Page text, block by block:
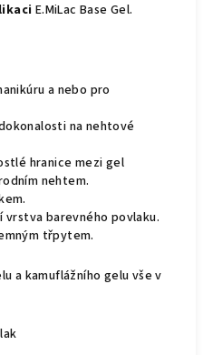
E.MiLac Base Gel.
a nebo pro
na nehtové
hranice mezi gel
nehtem.
vrstva barevného povlaku.
třpytem.
a kamuflážního gelu vše v